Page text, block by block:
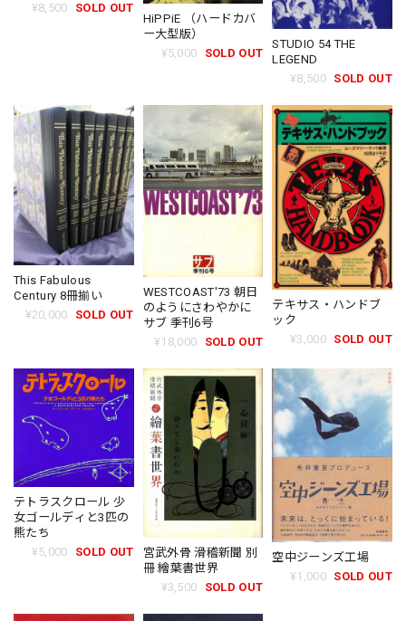
1960-66
¥8,500 SOLD OUT
HiPPiE （ハードカバ
ー大型版）
¥5,000
SOLD OUT
STUDIO 54 THE
LEGEND
¥8,500 SOLD OUT
This Fabulous
Century 8冊揃い
¥20,000
SOLD OUT
WESTCOAST'73 朝日
のようにさわやかに
サブ 季刊6号
¥18,000
SOLD OUT
テキサス・ハンドブ
ック
¥3,000 SOLD OUT
テトラスクロール 少
女ゴールディと3匹の
熊たち
¥5,000
SOLD OUT
宮武外骨 滑稽新聞 別
冊 繪葉書世界
¥3,500
SOLD OUT
空中ジーンズ工場
¥1,000 SOLD OUT